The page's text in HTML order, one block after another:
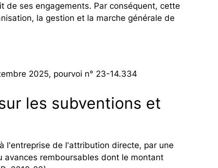
ses engagements. Par conséquent, cette
la gestion et la marche générale de
2025, pourvoi n° 23-14.334
les subventions et
l'entreprise de l'attribution directe, par une
remboursables dont le montant